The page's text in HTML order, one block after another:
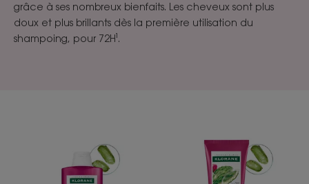
grâce à ses nombreux bienfaits. Les cheveux sont plus
doux et plus brillants dès la première utilisation du
shampoing, pour 72H¹.
désaltérant
désaltérant